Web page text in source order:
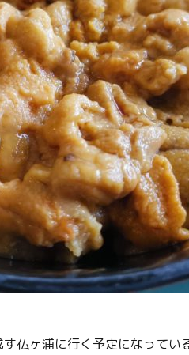
仏ヶ浦に行く予定になって
Twitter
Facebook
Line
Copy URL